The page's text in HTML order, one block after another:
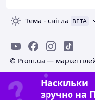
Тема - світла BETA
© Prom.ua —
Наскільки
зручно на